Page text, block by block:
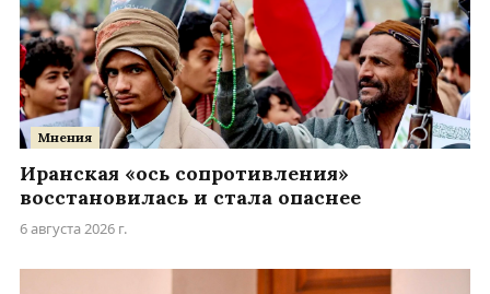
Мнения
Иранская «ось сопротивления»
восстановилась и стала опаснее
6 августа 2026 г.